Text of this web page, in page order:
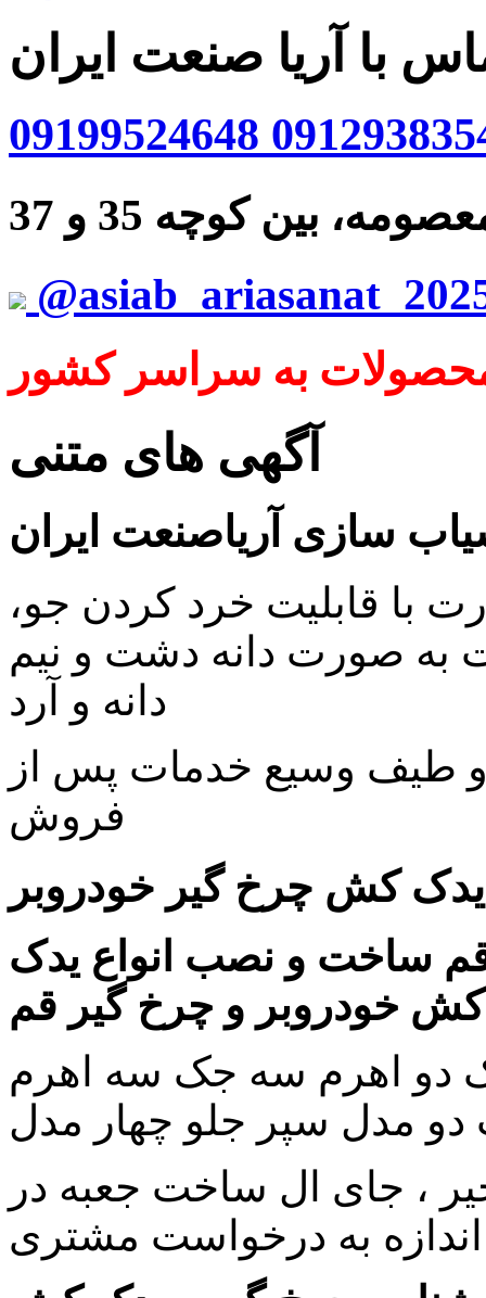
با آریا صنعت ایران
09199524648
بین کوچه 35 و 37
به سراسر کشور
آگهی های متنی
سازی آریاصنعت ایران
با قابلیت خرد کردن جو،
به صورت دانه دشت و نیم
دانه و آرد
طیف وسیع خدمات پس از
فروش
یدک کش چرخ گیر خودروبر
ساخت و نصب انواع یدک
کش خودروبر و چرخ گیر قم
دو اهرم سه جک سه اهرم
مدل سپر جلو چهار مدل
، جای ال ساخت جعبه در
اندازه به درخواست مشتری